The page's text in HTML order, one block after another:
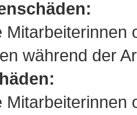
Mitarbeiterinnen
während der
Mitarbeiterinnen